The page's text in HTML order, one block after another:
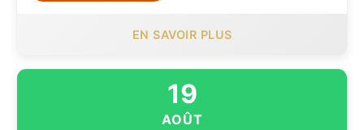
EN SAVOIR PLUS
19
AOÛT